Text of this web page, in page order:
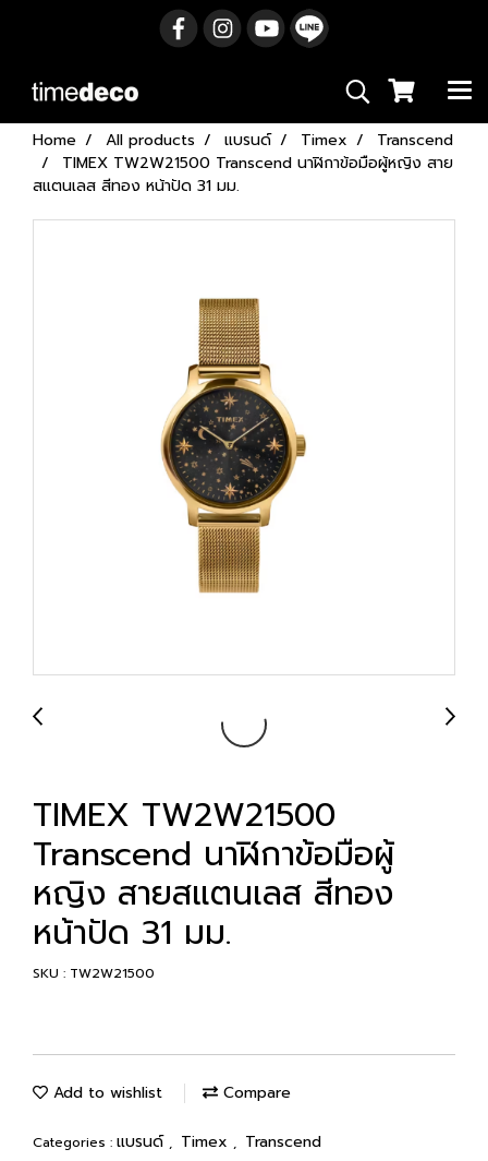
Home All products แบรนด์ Timex
Transcend
TIMEX TW2W21500 Transcend นาฬิกาข้อมือผู้หญิง สาย
สแตนเลส สีทอง หน้าปัด 31 มม.
TIMEX TW2W21500
Transcend นาฬิกาข้อมือผู้
หญิง สายสแตนเลส สีทอง
หน้าปัด 31 มม.
SKU : TW2W21500
Add to wishlist Compare
Categories : แบรนด์ , Timex , Transcend